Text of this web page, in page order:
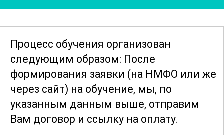
эффективного общения с пациентами и
их семьями, а также управлению
стрессом и выгоранием у медицинских
работников. Курс также охватывает
современные технологии и
инструменты, используемые в
паллиативной помощи, включая
Процесс обучения организован
следующим образом: После
формирования заявки (на НМФО или же
через сайт) на обучение, мы, по
указанным данным выше, отправим
Вам договор и ссылку на оплату.